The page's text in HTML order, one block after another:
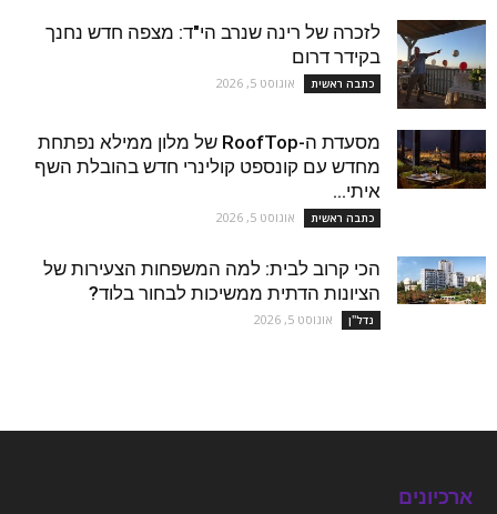
לזכרה של רינה שנרב הי"ד: מצפה חדש נחנך
בקידר דרום
כתבה ראשית אוגוסט 5, 2026
מסעדת ה-RoofTop של מלון ממילא נפתחת
מחדש עם קונספט קולינרי חדש בהובלת השף
איתי...
כתבה ראשית אוגוסט 5, 2026
הכי קרוב לבית: למה המשפחות הצעירות של
הציונות הדתית ממשיכות לבחור בלוד?
נדל''ן אוגוסט 5, 2026
ארכיונים